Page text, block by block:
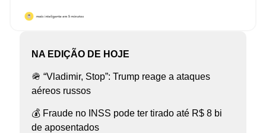
NA EDIÇÃO DE HOJE
🪖 “Vladimir, Stop”: Trump reage a ataques
aéreos russos
💰 Fraude no INSS pode ter tirado até R$ 8 bi
de aposentados